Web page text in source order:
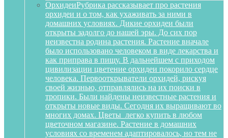
ОрхидеиРубрика рассказывает про растения
орхидеи и о том, как ухаживать за ними в
домашних условиях. Дикие орхидеи были
открыты задолго до нашей эры. До сих пор
неизвестна родина растения. Растение вначале
было использовано человеком в виде лекарства и
как приправа в пищу. В дальнейшем с приходом
цивилизации цветение орхидеи покорило сердце
человека. Первооткрыватели орхидей, рискуя
своей жизнью, отправлялись на их поиски в
тропики. Были найдены неизвестные растения и
открыты новые виды. Сегодня их выращивают во
многих домах. Цветы легко купить в любом
цветочном магазине. Растение в домашних
условиях со временем адаптировалось, но тем не